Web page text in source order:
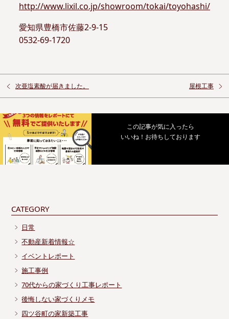
http://www.lixil.co.jp/showroom/tokai/toyohashi/
愛知県豊橋市佐藤2-9-15
0532-69-1720
次亜塩素酸が届きました。 屋根工事
この記事が気に入ったら
いいね！お待ちしております
CATEGORY
日常
不動産新着情報☆
イベントレポート
施工事例
70代からの家づくり工事レポート
後悔しない家づくりメモ
四ツ谷町の家新築工事